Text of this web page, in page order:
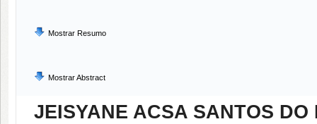
Mostrar Resumo
Mostrar Abstract
JEISYANE ACSA SANTOS DO